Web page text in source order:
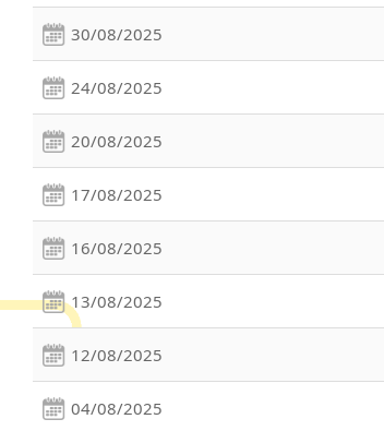
30/08/2025
24/08/2025
20/08/2025
17/08/2025
16/08/2025
13/08/2025
12/08/2025
04/08/2025